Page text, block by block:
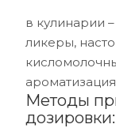
в кулинарии
ликеры,
Методы
дозировки: